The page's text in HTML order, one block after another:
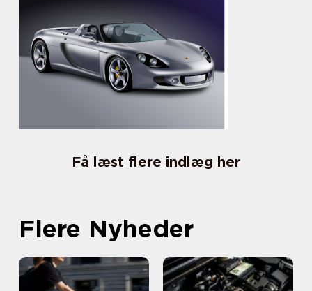
Få læst flere indlæg her
Flere Nyheder